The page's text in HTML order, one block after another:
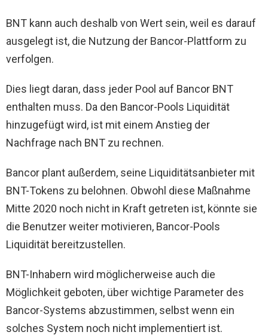
BNT kann auch deshalb von Wert sein, weil es darauf
ausgelegt ist, die Nutzung der Bancor-Plattform zu
verfolgen.
Dies liegt daran, dass jeder Pool auf Bancor BNT
enthalten muss. Da den Bancor-Pools Liquidität
hinzugefügt wird, ist mit einem Anstieg der
Nachfrage nach BNT zu rechnen.
Bancor plant außerdem, seine Liquiditätsanbieter mit
BNT-Tokens zu belohnen. Obwohl diese Maßnahme
Mitte 2020 noch nicht in Kraft getreten ist, könnte sie
die Benutzer weiter motivieren, Bancor-Pools
Liquidität bereitzustellen.
BNT-Inhabern wird möglicherweise auch die
Möglichkeit geboten, über wichtige Parameter des
Bancor-Systems abzustimmen, selbst wenn ein
solches System noch nicht implementiert ist.